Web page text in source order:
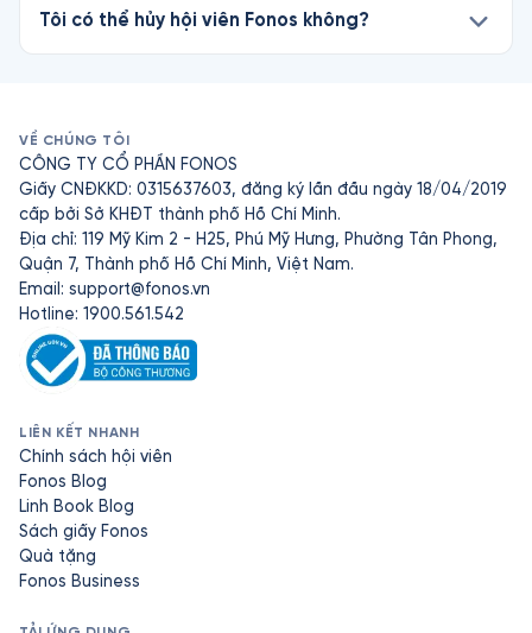
Tôi có thể hủy hội viên Fonos không?
VỀ CHÚNG TÔI
CÔNG TY CỔ PHẦN FONOS
Giấy CNĐKKD: 0315637603, đăng ký lần đầu ngày 18/04/2019
cấp bởi Sở KHĐT thành phố Hồ Chí Minh.
Địa chỉ: 119 Mỹ Kim 2 - H25, Phú Mỹ Hưng, Phường Tân Phong,
Quận 7, Thành phố Hồ Chí Minh, Việt Nam.
Email: support@fonos.vn
Hotline: 1900.561.542
LIÊN KẾT NHANH
Chính sách hội viên
Fonos Blog
Linh Book Blog
Sách giấy Fonos
Quà tặng
Fonos Business